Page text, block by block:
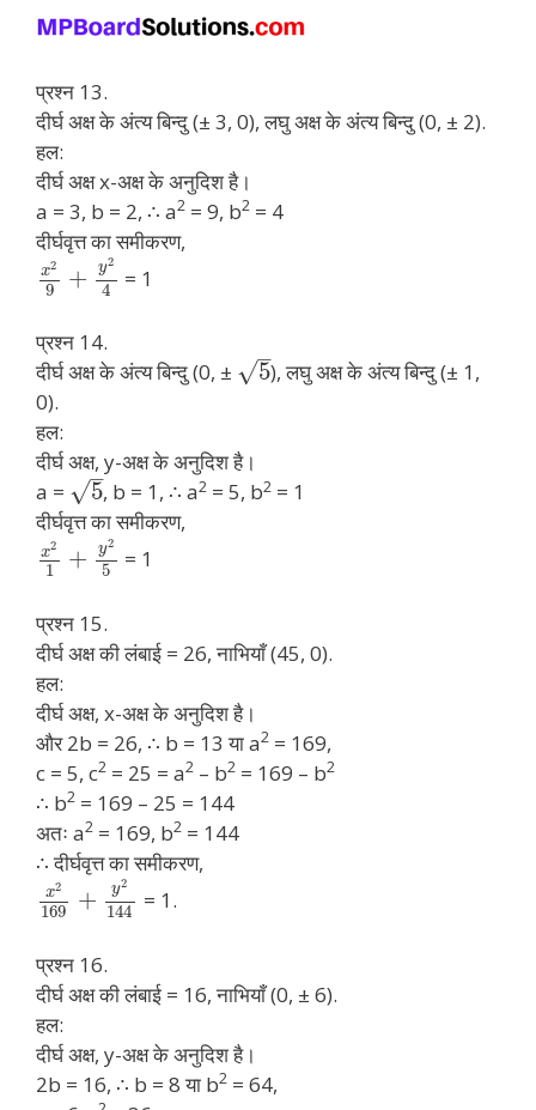
प्रश्न 13.
दीर्घ अक्ष के अंत्य बिन्दु (± 3, 0), लघु अक्ष के अंत्य बिन्दु (0, ± 2).
हल:
दीर्घ अक्ष x-अक्ष के अनुदिश है।
a = 3, b = 2, ∴ a2 = 9, b2 = 4
दीर्घवृत्त का समीकरण,
x2
9 + y2
4 = 1
प्रश्न 14.
दीर्घ अक्ष के अंत्य बिन्दु (0, ±
5
–
√ ), लघु अक्ष के अंत्य बिन्दु (± 1,
0).
हल:
दीर्घ अक्ष, y-अक्ष के अनुदिश है।
a =
5
–
√ , b = 1, ∴ a2 = 5, b2 = 1
दीर्घवृत्त का समीकरण,
x2
1 + y2
5 = 1
प्रश्न 15.
दीर्घ अक्ष की लंबाई = 26, नाभियाँ (45, 0).
हल:
दीर्घ अक्ष, x-अक्ष के अनुदिश है।
और 2b = 26, ∴ b = 13 या a2 = 169,
c = 5, c2 = 25 = a2 – b2 = 169 – b2
∴ b2 = 169 – 25 = 144
अतः a2 = 169, b2 = 144
∴ दीर्घवृत्त का समीकरण,
x2
169 + y2
144 = 1.
प्रश्न 16.
दीर्घ अक्ष की लंबाई = 16, नाभियाँ (0, ± 6).
हल:
दीर्घ अक्ष, y-अक्ष के अनुदिश है।
2b = 16, ∴ b = 8 या b2 = 64,